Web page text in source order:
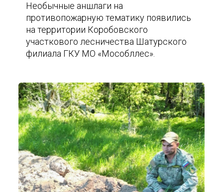
Необычные аншлаги на
противопожарную тематику появились
на территории Коробовского
участкового лесничества Шатурского
филиала ГКУ МО «Мособллес».